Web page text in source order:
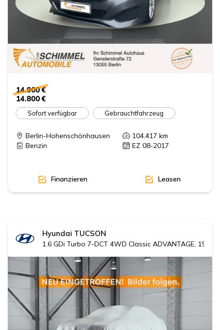
14.900 €
14.800 €
Sofort verfügbar Gebrauchtfahrzeug
Berlin-Hohenschönhausen 104.417 km
Benzin
EZ 08-2017
Finanzieren Leasen
Hyundai TUCSON
1.6 GDi Turbo 7-DCT 4WD Classic ADVANTAGE, 19'